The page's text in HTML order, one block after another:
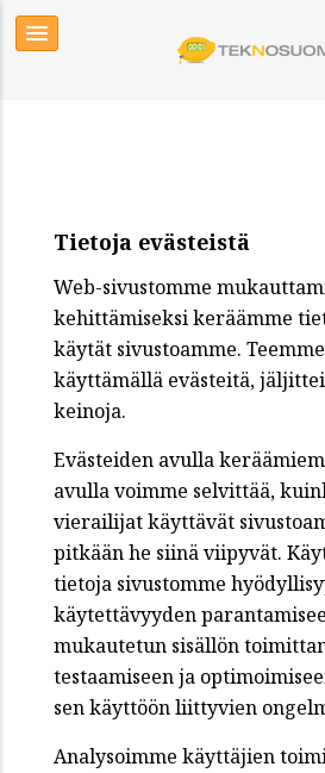
Tietoja evästeistä
Web-sivustomme
kehittämiseksi keräämme
käytät sivustoamme.
käyttämällä evästeitä,
keinoja.
Evästeiden avulla
avulla voimme selvittää,
vierailijat käyttävät
pitkään he siinä viipyvät.
tietoja sivustomme
käytettävyyden
mukautetun sisällön
testaamiseen ja
sen käyttöön liittyvien
Analysoimme käyttäjien